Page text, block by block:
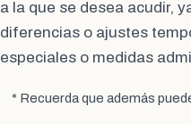
a la que se desea acudir,
diferencias o ajustes
especiales o medidas
* Recuerda que además